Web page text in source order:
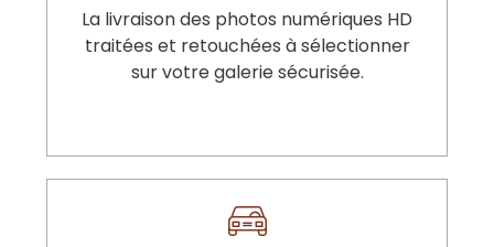
La livraison des photos numériques HD
traitées et retouchées à sélectionner
sur votre galerie sécurisée.